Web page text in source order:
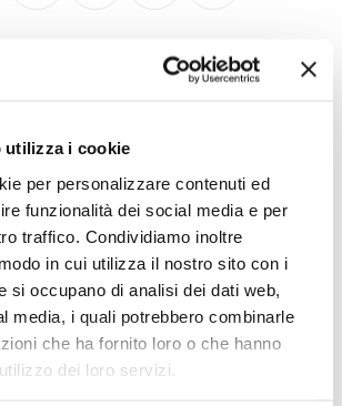
utilizza i cookie
per personalizzare contenuti ed
funzionalità dei social media e per
traffico. Condividiamo inoltre
in cui utilizza il nostro sito con i
si occupano di analisi dei dati web,
media, i quali potrebbero combinarle
che ha fornito loro o che hanno
dei loro servizi.
Sedie Moderne da Cucina